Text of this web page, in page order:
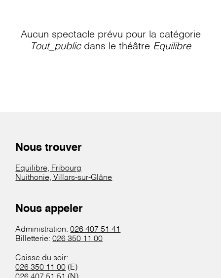
Aucun spectacle prévu pour la catégorie
Tout_publicdans le théâtre Equilibre
Nous trouver
Equilibre, Fribourg
Nuithonie, Villars-sur-Glâne
Nous appeler
Administration:026 407 51 41
Billetterie:026 350 11 00
Caisse du soir:
026 350 11 00 (E)